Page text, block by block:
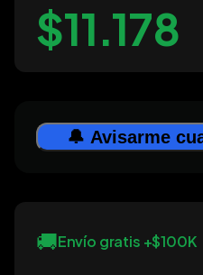
$11.178
🔔 Avisarme
🚚Envío gratis +$100K